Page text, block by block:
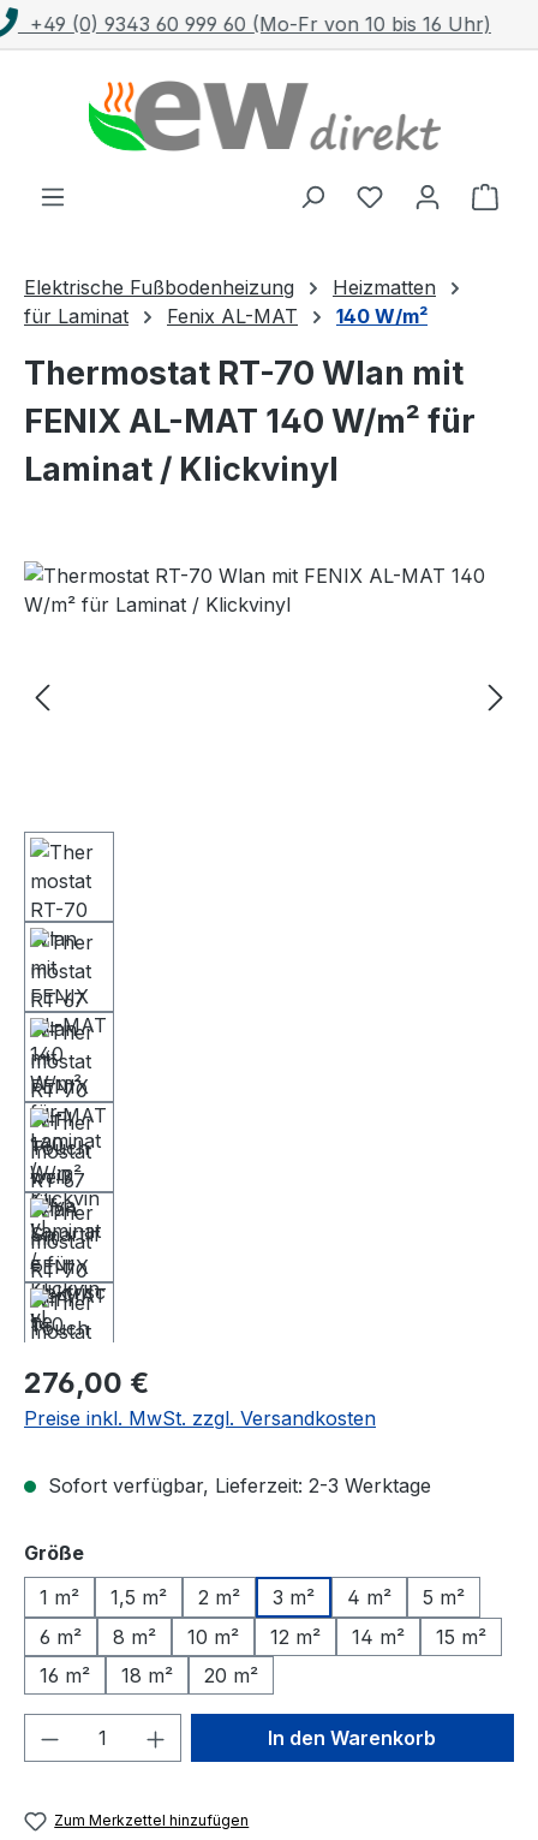
Zum Hauptinhalt springenKostenloser Versand mit DHL ab 100 €
Elektrische Fußbodenheizung
Heizmatten
für Laminat
Fenix AL-MAT 140 W/m²
Thermostat RT-70 Wlan mit
FENIX AL-MAT 140 W/m² für
Laminat / Klickvinyl
Bildergalerie überspringen
Regulärer Preis:
276,00 €
Preise inkl. MwSt. zzgl. Versandkosten
Sofort verfügbar, Lieferzeit: 2-3 Werktage
Größeauswählen
1 m²
1,5 m² 2 m² 3 m² 4 m²
5 m²
6 m²
8 m² 10 m² 12 m² 14 m²
15 m²
16 m²
18 m² 20 m²
Produkt Anzahl: Gib denIn den Warenkorb
Zum Merkzettel hinzufügen